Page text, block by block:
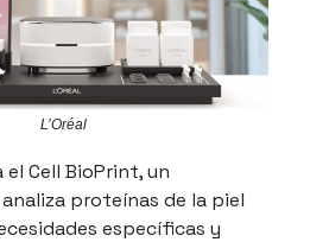
L’Oréal
el Cell BioPrint, un
proteínas de la piel
específicas y